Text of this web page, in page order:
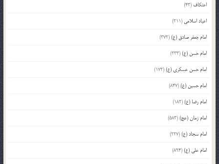
اعتکاف (43)
اعیاد اسلامی (211)
امام جعفر صادق (ع)(372)
امام حسن (ع)(233)
امام حسن عسکری (ع)(172)
امام حسین (ع)(847)
امام رضا (ع)(182)
امام زمان (عج)(583)
امام سجاد (ع)(227)
امام علی (ع)(894)